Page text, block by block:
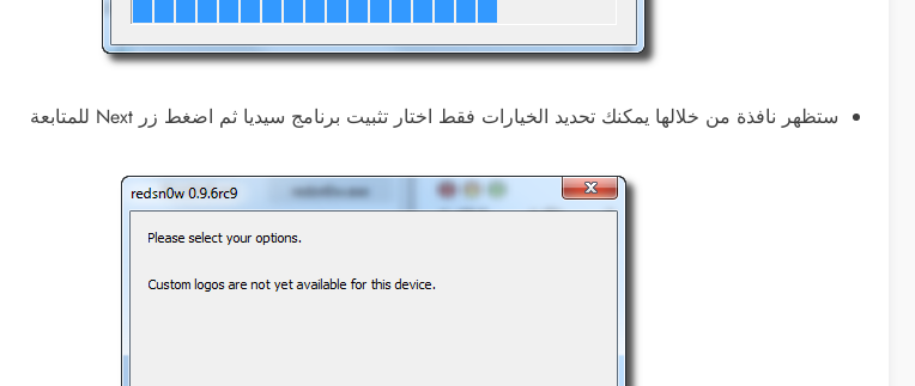
ستظهر نافذة من خلالها يمكنك تحديد الخيارات فقط اختار تثبيت برنامج سيديا ثم اضغط زر Next للمتابعة